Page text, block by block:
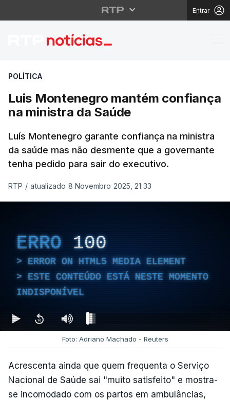
Entrar
Luis Montenegro
POLÍTICA
Luis Montenegro mantém confiança
na ministra da Saúde
Luís Montenegro garante confiança na ministra
da saúde mas não desmente que a governante
tenha pedido para sair do executivo.
RTP / atualizado 8 Novembro 2025, 21:33
ERRO 100
ERROR ON HTML5 MEDIA ELEMENT
ESTE CONTEÚDO ESTÁ NESTE MOMENTO
INDISPONÍVEL
Foto: Adriano Machado - Reuters
Acrescenta ainda que quem frequenta o Serviço
Nacional de Saúde sai "muito satisfeito" e mostra-
se incomodado com os partos em ambulâncias,